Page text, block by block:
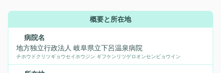
概要と所在地
病院名
地方独立行政法人 岐阜県立下呂温泉病院
チホウドクリツギョウセイホウジン ギフケンリツゲロオンセンビョウイン